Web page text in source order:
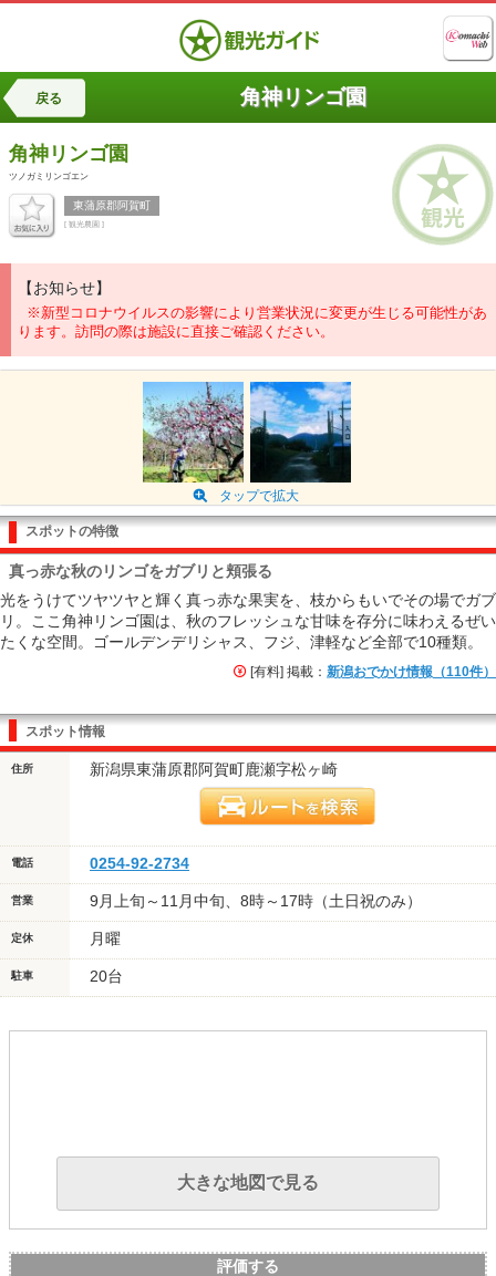
戻る 角神リンゴ園
角神リンゴ園
ツノガミリンゴエン
東蒲原郡阿賀町
[ 観光農園 ]
【お知らせ】
※新型コロナウイルスの影響により営業状況に変更が生じる可能性があ
ります。訪問の際は施設に直接ご確認ください。
タップで拡大
スポットの特徴
真っ赤な秋のリンゴをガブリと頬張る
光をうけてツヤツヤと輝く真っ赤な果実を、枝からもいでその場でガブ
リ。ここ角神リンゴ園は、秋のフレッシュな甘味を存分に味わえるぜい
たくな空間。ゴールデンデリシャス、フジ、津軽など全部で10種類。
[有料] 掲載： 新潟おでかけ情報（110件）
スポット情報
住所 新潟県東蒲原郡阿賀町鹿瀬字松ヶ崎
電話 0254-92-2734
営業 9月上旬～11月中旬、8時～17時（土日祝のみ）
定休 月曜
駐車 20台
大きな地図で見る
評価する